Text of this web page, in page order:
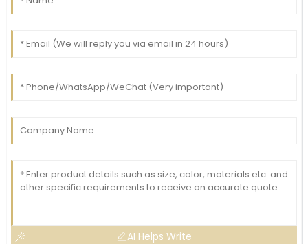
AI Helps Write